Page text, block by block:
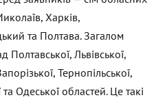
Харків,
та Полтава. Загалом
Львівської,
Тернопільської,
Одеської областей. Це такі